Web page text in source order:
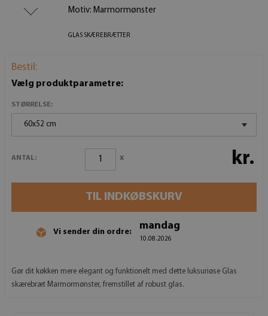
Motiv: Marmormønster
GLAS SKÆREBRÆTTER
Bestil:
Vælg produktparametre:
STØRRELSE:
60x52 cm
ANTAL: x kr.
TIL INDKØBSKURV
Vi sender din ordre:
mandag
10.08.2026
Gør dit køkken mere elegant og funktionelt med dette luksuriøse Glas
skærebræt Marmormønster, fremstillet af robust glas.